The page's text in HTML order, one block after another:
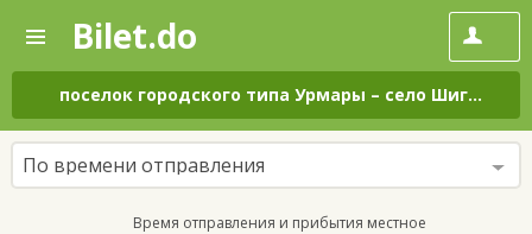
—
Поиск
и
покупка
билетов
на
автобус
онлайн
Bilet.do
поселок городского типа Урмары – село Шигали
По времени отправления
Время отправления и прибытия местное